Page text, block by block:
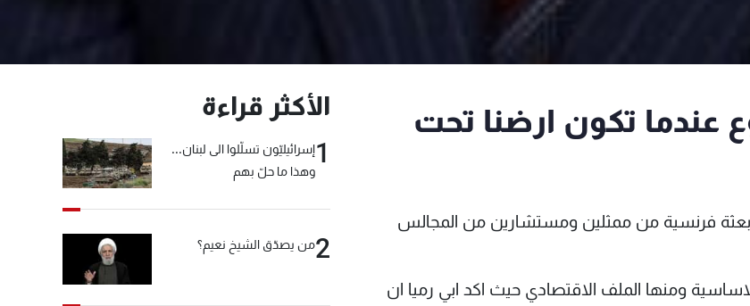
عندما تكون ارضنا تحت
بعثة فرنسية من ممثلين ومستشارين من المجالس
ومنها الملف الاقتصادي حيث اكد ابي رميا ان
الأكثر قراءة
1إسرائيليّون تسلّلوا الى لبنان...
وهذا ما حلّ بهم
2من يصدّق الشيخ نعيم؟